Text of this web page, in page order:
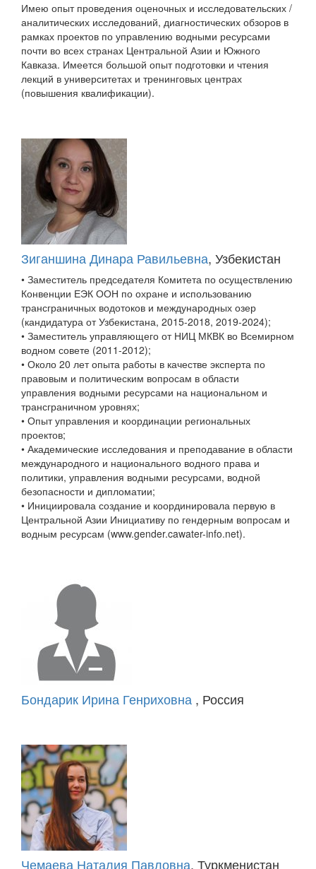
Имею опыт проведения оценочных и исследовательских /
аналитических исследований, диагностических обзоров в
рамках проектов по управлению водными ресурсами
почти во всех странах Центральной Азии и Южного
Кавказа. Имеется большой опыт подготовки и чтения
лекций в университетах и тренинговых центрах
(повышения квалификации).
Зиганшина Динара Равильевна, Узбекистан
• Заместитель председателя Комитета по осуществлению
Конвенции ЕЭК ООН по охране и использованию
трансграничных водотоков и международных озер
(кандидатура от Узбекистана, 2015-2018, 2019-2024);
• Заместитель управляющего от НИЦ МКВК во Всемирном
водном совете (2011-2012);
• Около 20 лет опыта работы в качестве эксперта по
правовым и политическим вопросам в области
управления водными ресурсами на национальном и
трансграничном уровнях;
• Опыт управления и координации региональных
проектов;
• Академические исследования и преподавание в области
международного и национального водного права и
политики, управления водными ресурсами, водной
безопасности и дипломатии;
• Инициировала создание и координировала первую в
Центральной Азии Инициативу по гендерным вопросам и
водным ресурсам (www.gender.cawater-info.net).
Бондарик Ирина Генриховна , Россия
Чемаева Наталия Павловна, Туркменистан